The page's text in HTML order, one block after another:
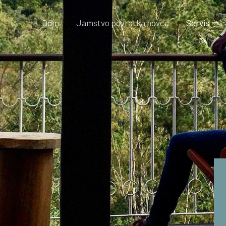
Dom Jamstvo povratka novca Servis